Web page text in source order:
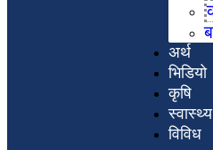
अर्थ
भिडियो
कृषि
स्वास्थ्य
विविध